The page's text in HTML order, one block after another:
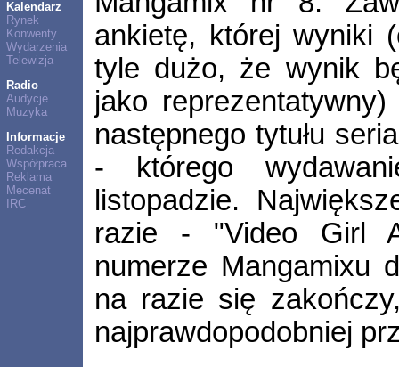
Kalendarz
Rynek
Konwenty
Wydarzenia
Telewizja
Radio
Audycje
Muzyka
Informacje
Redakcja
Współpraca
Reklama
Mecenat
IRC
ankietę, której wyniki
tyle dużo, że wynik
jako
następnego tytułu
- którego
listopadzie.
razie - "Video Girl
numerze Mangamixu
na razie się
najprawdopodobniej